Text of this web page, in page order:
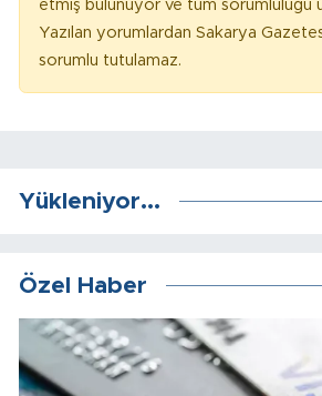
etmiş bulunuyor ve tüm sorumluluğu
Yazılan yorumlardan Sakarya
sorumlu tutulamaz.
Yükleniyor...
Özel Haber